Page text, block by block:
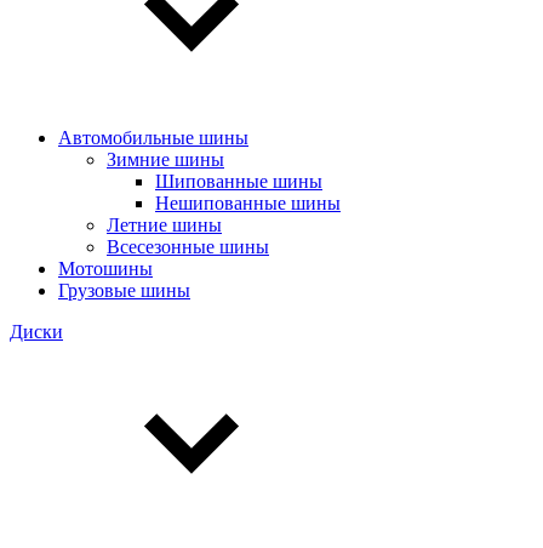
Автомобильные шины
Зимние шины
Шипованные шины
Нешипованные шины
Летние шины
Всесезонные шины
Мотошины
Грузовые шины
Диски